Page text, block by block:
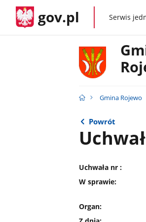
gov.pl gov.plSerwis
Gmina Rojewo
Powrót
Uchwała nr :
W sprawie:
Organ: